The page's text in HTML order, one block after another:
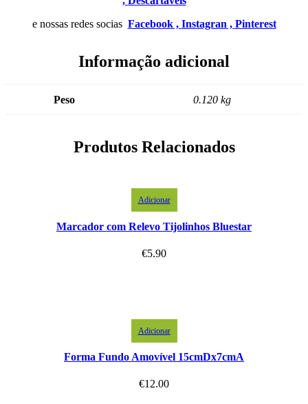
e nossas redes socias Facebook , Instagran , Pinterest
Informação adicional
Peso 0.120 kg
Produtos Relacionados
Adicionar
Marcador com Relevo Tijolinhos Bluestar
€5.90
Adicionar
Forma Fundo Amovível 15cmDx7cmA
€12.00